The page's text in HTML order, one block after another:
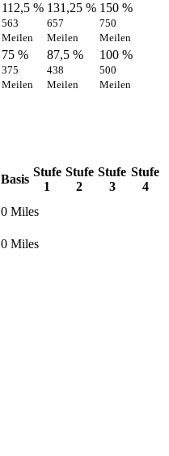
112,5 %
563
Meilen
131,25 %
657
Meilen
150 %
750
Meilen
75 %
375
Meilen
87,5 %
438
Meilen
100 %
500
Meilen
Basis
Stufe
1
Stufe
2
Stufe
3
Stufe
4
0 Miles
0 Miles